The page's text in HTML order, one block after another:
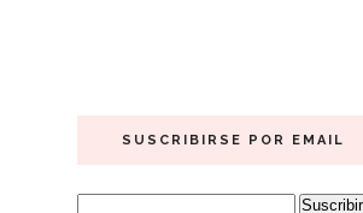
SUSCRIBIRSE POR EMAIL